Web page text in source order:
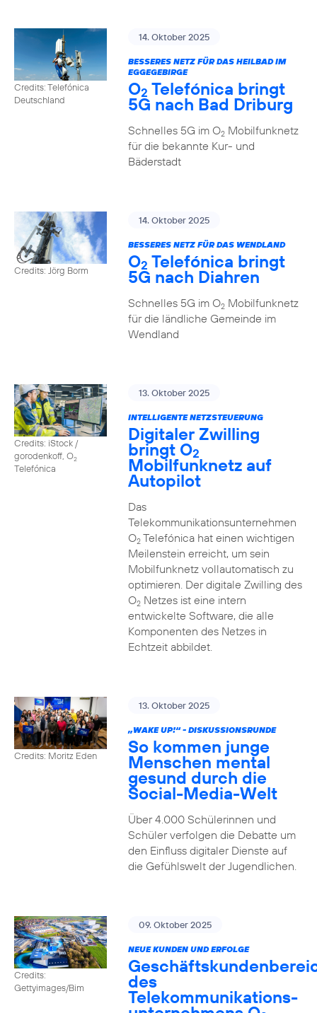
Credits: Telefónica
Deutschland
14. Oktober 2025
BESSERES NETZ FÜR DAS HEILBAD IM
EGGEGEBIRGE
O2 Telefónica bringt
5G nach Bad Driburg
Schnelles 5G im O2Mobilfunknetz
für die bekannte Kur- und
Bäderstadt
Credits: Jörg Borm
14. Oktober 2025
BESSERES NETZ FÜR DAS WENDLAND
O2 Telefónica bringt
5G nach Diahren
Schnelles 5G im O2Mobilfunknetz
für die ländliche Gemeinde im
Wendland
Credits: iStock /
gorodenkoff, O2
Telefónica
13. Oktober 2025
INTELLIGENTE NETZSTEUERUNG
Digitaler Zwilling
bringt O2
Mobilfunknetz auf
Autopilot
Das
Telekommunikationsunternehmen
O2Telefónica hat einen wichtigen
Meilenstein erreicht, um sein
Mobilfunknetz vollautomatisch zu
optimieren. Der digitale Zwilling des
O2Netzes ist eine intern
entwickelte Software, die alle
Komponenten des Netzes in
Echtzeit abbildet.
Credits: Moritz Eden
13. Oktober 2025
„WAKE UP!“ - DISKUSSIONSRUNDE
So kommen junge
Menschen mental
gesund durch die
Social-Media-Welt
Über 4.000 Schülerinnen und
Schüler verfolgen die Debatte um
den Einfluss digitaler Dienste auf
die Gefühlswelt der Jugendlichen.
Credits:
Gettyimages/Bim
09. Oktober 2025
NEUE KUNDEN UND ERFOLGE
des
Telekommunikations­